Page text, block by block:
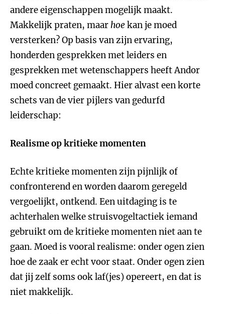
andere eigenschappen mogelijk maakt.
Makkelijk praten, maarhoe kan je moed
versterken? Op basis van zijn ervaring,
honderden gesprekken met leiders en
gesprekken met wetenschappers heeft Andor
moed concreet gemaakt. Hier alvast een korte
schets van de vier pijlers van gedurfd
leiderschap:
Realisme op kritieke momenten
Echte kritieke momenten zijn pijnlijk of
confronterend en worden daarom geregeld
vergoelijkt, ontkend. Een uitdaging is te
achterhalen welke struisvogeltactiek iemand
gebruikt om de kritieke momenten niet aan te
gaan. Moed is vooral realisme: onder ogen zien
hoe de zaak er echt voor staat. Onder ogen zien
dat jij zelf soms ook laf(jes) opereert, en dat is
niet makkelijk.